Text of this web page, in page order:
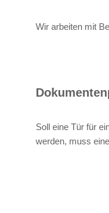
Wir arbeiten mit
Soll eine Tür für
werden, muss